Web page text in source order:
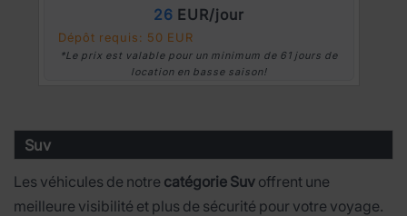
26 EUR/jour
Dépôt requis: 50 EUR
*Le prix est valable pour un minimum de 61 jours de
location en basse saison!
Suv
Les véhicules de notre catégorie Suv offrent une
meilleure visibilité et plus de sécurité pour votre voyage.